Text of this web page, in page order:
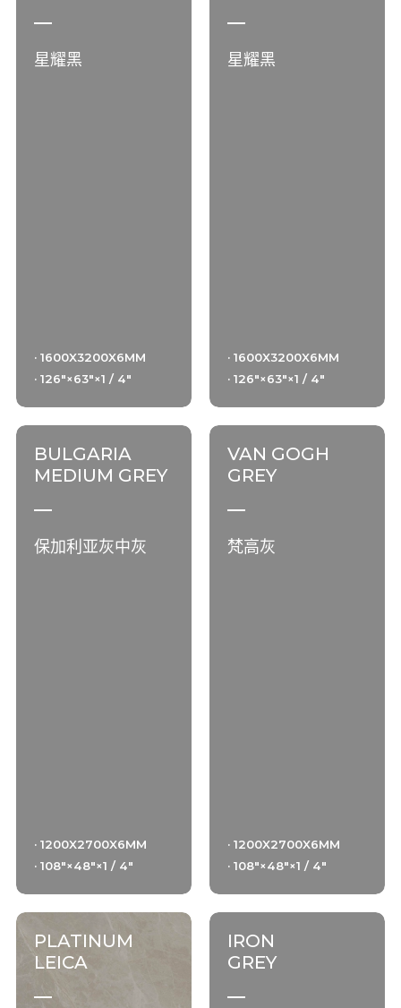
星耀黑
· 1600X3200X6MM
· 126"×63"×1 / 4"
星耀黑
· 1600X3200X6MM
· 126"×63"×1 / 4"
BULGARIA
MEDIUM GREY
保加利亚灰中灰
· 1200X2700X6MM
· 108"×48"×1 / 4"
VAN GOGH
GREY
梵高灰
· 1200X2700X6MM
· 108"×48"×1 / 4"
PLATINUM
LEICA
IRON
GREY